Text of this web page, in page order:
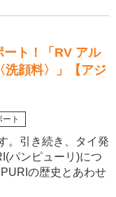
ート！「RV アル
洗顔料〉」【アジ
ト
。引き続き、タイ発
パンピューリ)につ
の歴史とあわせ